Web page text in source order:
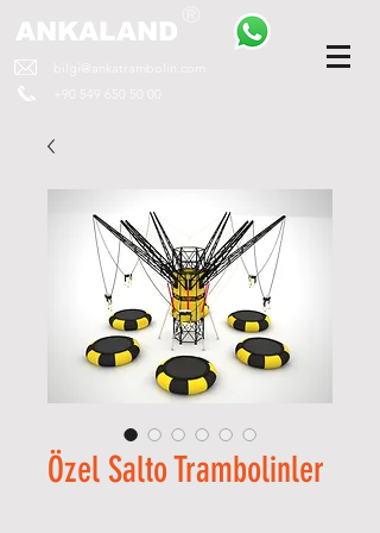
ANKALAND
bilgi@ankatrambolin.com
Özel Salto Trambolinler